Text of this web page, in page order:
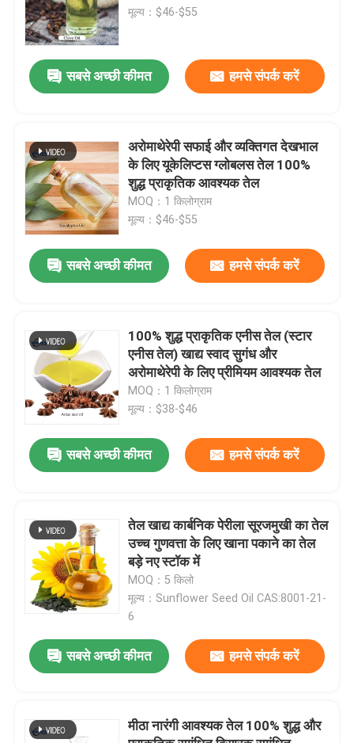
वी.आर. शो
हमारे बारे में
कारखाने का दौरा
गुणवत्ता नियंत्रण
हमसे संपर्क करें
खाद्य पदार्थों के स्वाद
स्वाद और सुगंध
सिंथेटिक स्वाद
प्राकृतिक पौधे का आवश्यक तेल
शुद्ध पौधे का अर्क
मीठा करने वाला
मूल्य：$46-$55
सबसे अच्छी कीमत हमसे संपर्क करें
अरोमाथेरेपी सफाई और व्यक्तिगत देखभाल
के लिए यूकेलिप्टस ग्लोबलस तेल 100%
शुद्ध प्राकृतिक आवश्यक तेल
MOQ：1 किलोग्राम
मूल्य：$46-$55
सबसे अच्छी कीमत हमसे संपर्क करें
100% शुद्ध प्राकृतिक एनीस तेल (स्टार
एनीस तेल) खाद्य स्वाद सुगंध और
अरोमाथेरेपी के लिए प्रीमियम आवश्यक तेल
MOQ：1 किलोग्राम
मूल्य：$38-$46
सबसे अच्छी कीमत हमसे संपर्क करें
तेल खाद्य कार्बनिक पेरीला सूरजमुखी का तेल
उच्च गुणवत्ता के लिए खाना पकाने का तेल
बड़े नए स्टॉक में
MOQ：5 किलो
मूल्य：Sunflower Seed Oil CAS:8001-21-
6
सबसे अच्छी कीमत हमसे संपर्क करें
मीठा नारंगी आवश्यक तेल 100% शुद्ध और